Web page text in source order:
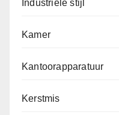
Industriële stijl
Kamer
Kantoorapparatuur
Kerstmis